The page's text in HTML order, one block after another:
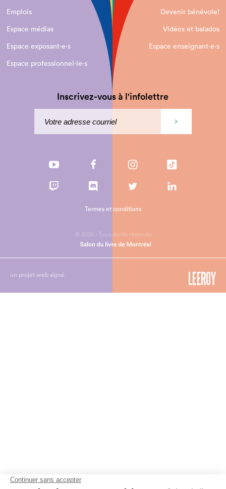
Emplois
Devenir bénévole!
Espace médias
Vidéos et balados
Espace exposant·e⋅s
Espace enseignant·e⋅s
Espace professionnel·le⋅s
Inscrivez-vous à l'infolettre
© 2026 - Tous droits réservés
Termes et conditions
un projet web signé